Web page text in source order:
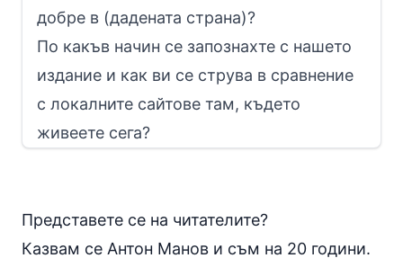
добре в (дадената страна)?
По какъв начин се запознахте с нашето
издание и как ви се струва в сравнение
с локалните сайтове там, където
живеете сега?
Представете се на читателите?
Казвам се Антон Манов и съм на 20 години.